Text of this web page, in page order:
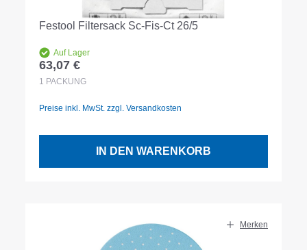
Festool Filtersack Sc-Fis-Ct 26/5
Auf Lager
Regulärer Preis:
63,07 €
1 PACKUNG
Preise inkl. MwSt. zzgl. Versandkosten
IN DEN WARENKORB
Merken